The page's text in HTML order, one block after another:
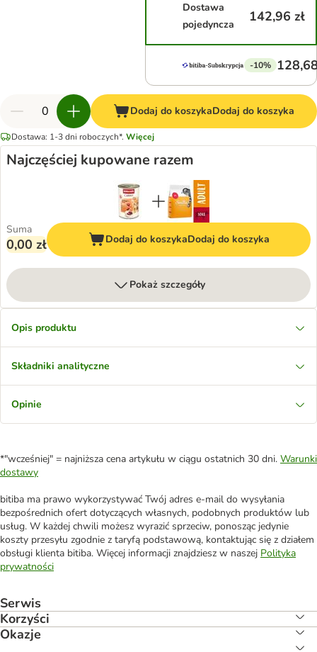
Dostawa
pojedyncza
142,96 zł
-10%
Dodaj do koszykaDodaj do koszyka
Dostawa: 1-3 dni roboczych*. Więcej
Najczęściej kupowane razem
Suma
0,00 zł Dodaj do koszykaDodaj do koszyka
Pokaż szczegóły
Opis produktu
Składniki analityczne
Opinie
*"wcześniej" = najniższa cena artykułu w ciągu ostatnich 30 dni. Warunki
dostawy
bitiba ma prawo wykorzystywać Twój adres e-mail do wysyłania
bezpośrednich ofert dotyczących własnych, podobnych produktów lub
usług. W każdej chwili możesz wyrazić sprzeciw, ponosząc jedynie
koszty przesyłu zgodnie z taryfą podstawową, kontaktując się z działem
obsługi klienta bitiba. Więcej informacji znajdziesz w naszej Polityka
prywatności
Serwis
Korzyści
Okazje